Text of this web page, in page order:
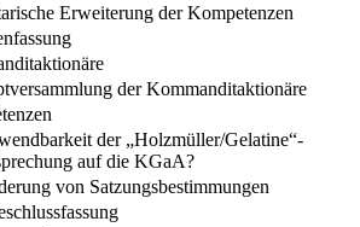
Erweiterung der Kompetenzen
der Kommanditaktionäre
der „Holzmüller/Gelatine“-
auf die KGaA?
von Satzungsbestimmungen